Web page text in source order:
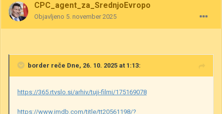
CPC_agent_za_SrednjoEvropo
Objavljeno 5. november 2025
border reče Dne, 26. 10. 2025 at 1:13:
https://365.rtvslo.si/arhiv/tuji-filmi/175169078
https://www.imdb.com/title/tt20561198/?